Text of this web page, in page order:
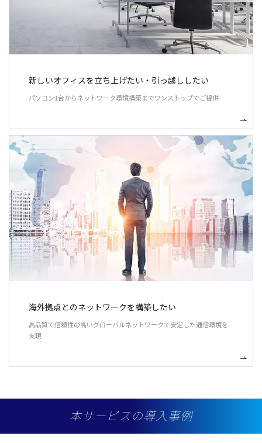
新しいオフィスを立ち上げたい・引っ越ししたい
パソコン1台からネットワーク環境構築までワンストップでご提供
海外拠点とのネットワークを構築したい
高品質で信頼性の高いグローバルネットワークで安定した通信環境を
実現
本サービスの導入事例